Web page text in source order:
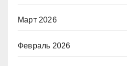
Март 2026
Февраль 2026